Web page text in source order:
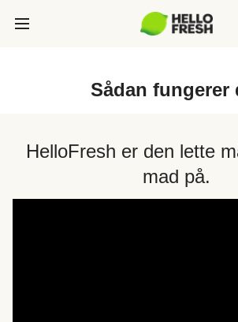
Sådan fungerer
HelloFresh er den lette
mad på.